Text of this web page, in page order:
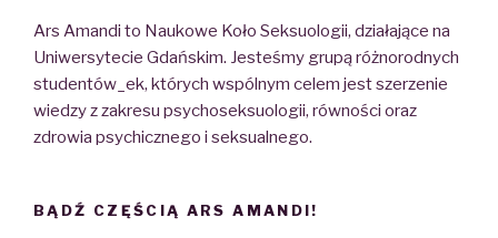
Ars Amandi to Naukowe Koło Seksuologii, działające na
Uniwersytecie Gdańskim. Jesteśmy grupą różnorodnych
studentów_ek, których wspólnym celem jest szerzenie
wiedzy z zakresu psychoseksuologii, równości oraz
zdrowia psychicznego i seksualnego.
BĄDŹ CZĘŚCIĄ ARS AMANDI!